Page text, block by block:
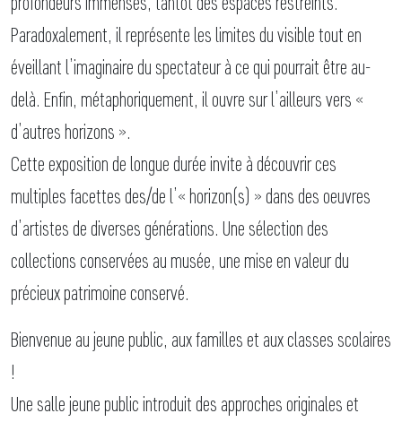
Paradoxalement, il représente les limites du visible tout en
éveillant l’imaginaire du spectateur à ce qui pourrait être au-
delà. Enfin, métaphoriquement, il ouvre sur l’ailleurs vers «
d’autres horizons ».
Cette exposition de longue durée invite à découvrir ces
multiples facettes des/de l’« horizon(s) » dans des oeuvres
d’artistes de diverses générations. Une sélection des
collections conservées au musée, une mise en valeur du
précieux patrimoine conservé.
Bienvenue au jeune public, aux familles et aux classes scolaires
!
Une salle jeune public introduit des approches originales et